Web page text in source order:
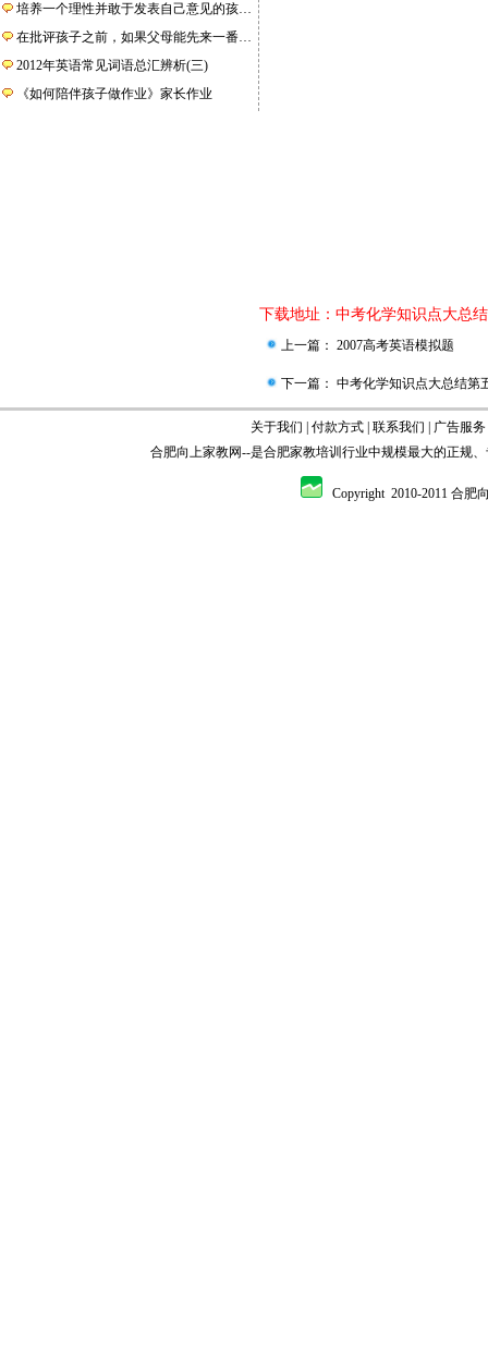
培养一个理性并敢于发表自己意见的孩…
在批评孩子之前，如果父母能先来一番…
2012年英语常见词语总汇辨析(三)
《如何陪伴孩子做作业》家长作业
下载地址： 中考化学知识点大总
上一篇： 2007高考英语模拟题
下一篇： 中考化学知识点大总结第
关于我们 付款方式 联系我们 广告服务
合肥向上家教网--是合肥家教培训行业中规模最大的正规
Copyright 2010-2011 合肥